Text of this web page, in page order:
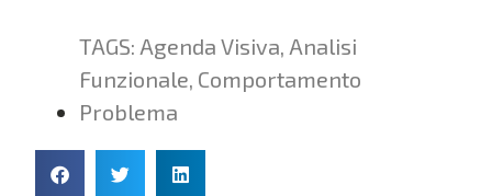
TAGS: Agenda Visiva, Analisi
Funzionale, Comportamento
Problema